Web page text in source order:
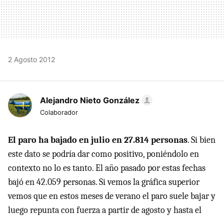
2 Agosto 2012
Alejandro Nieto González
Colaborador
El paro ha bajado en julio en 27.814 personas. Si bien
este dato se podría dar como positivo, poniéndolo en
contexto no lo es tanto. El año pasado por estas fechas
bajó en 42.059 personas. Si vemos la gráfica superior
vemos que en estos meses de verano el paro suele bajar y
luego repunta con fuerza a partir de agosto y hasta el